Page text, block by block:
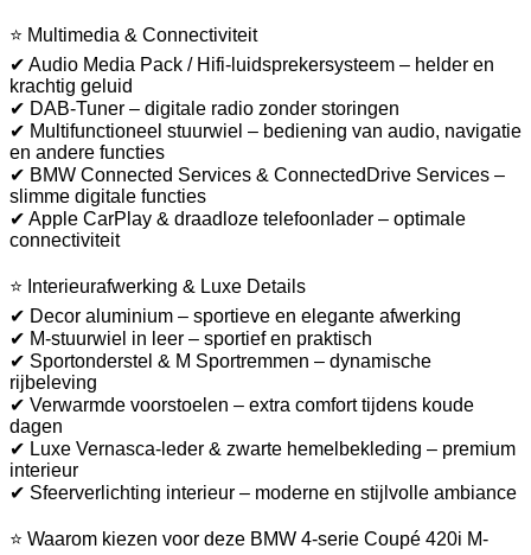
⭐ Multimedia & Connectiviteit
✔ Audio Media Pack / Hifi-luidsprekersysteem – helder en
krachtig geluid
✔ DAB-Tuner – digitale radio zonder storingen
✔ Multifunctioneel stuurwiel – bediening van audio, navigatie
en andere functies
✔ BMW Connected Services & ConnectedDrive Services –
slimme digitale functies
✔ Apple CarPlay & draadloze telefoonlader – optimale
connectiviteit
⭐ Interieurafwerking & Luxe Details
✔ Decor aluminium – sportieve en elegante afwerking
✔ M-stuurwiel in leer – sportief en praktisch
✔ Sportonderstel & M Sportremmen – dynamische
rijbeleving
✔ Verwarmde voorstoelen – extra comfort tijdens koude
dagen
✔ Luxe Vernasca-leder & zwarte hemelbekleding – premium
interieur
✔ Sfeerverlichting interieur – moderne en stijlvolle ambiance
⭐ Waarom kiezen voor deze BMW 4-serie Coupé 420i M-